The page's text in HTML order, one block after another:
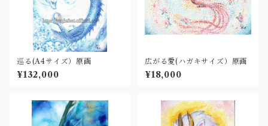
巡る(A4サイズ）原画
¥132,000
広がる愛(ハガキサイズ）原画
¥18,000